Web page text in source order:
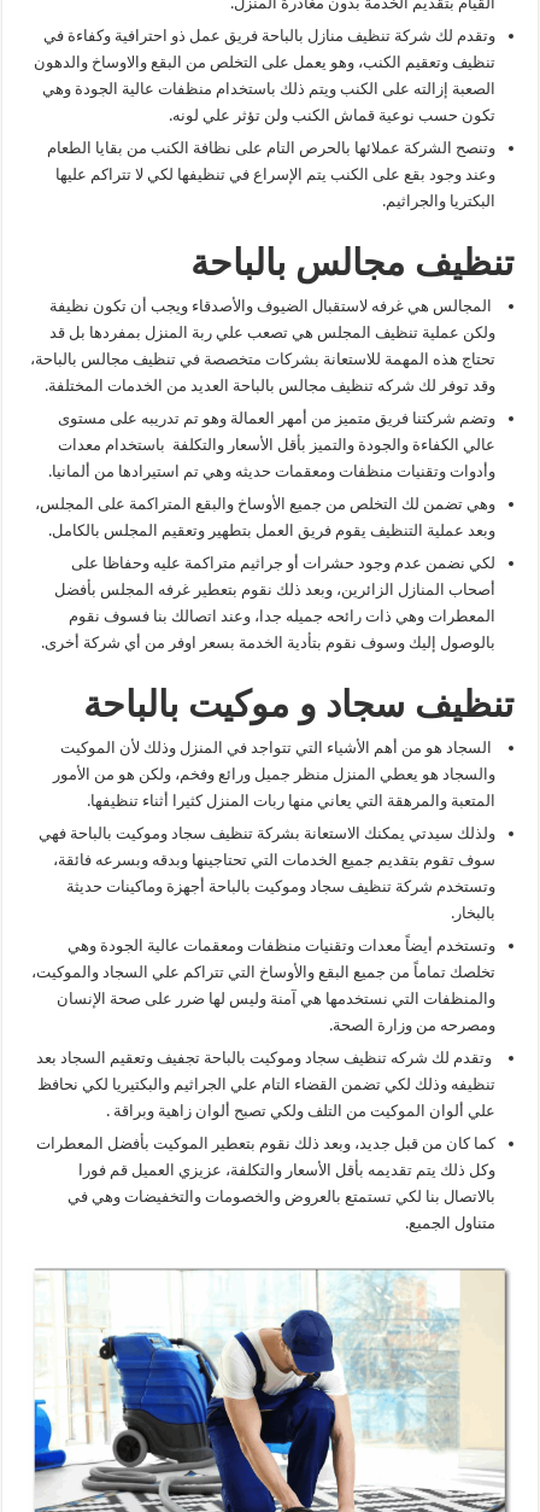
وتقدم لك شركة تنظيف منازل بالباحة فريق عمل ذو احترافية وكفاءة في
تنظيف وتعقيم الكنب، وهو يعمل على التخلص من البقع والاوساخ والدهون
الصعبة إزالته على الكنب ويتم ذلك باستخدام منظفات عالية الجودة وهي
تكون حسب نوعية قماش الكنب ولن تؤثر علي لونه.
وتنصح الشركة عملائها بالحرص التام على نظافة الكنب من بقايا الطعام
وعند وجود بقع على الكنب يتم الإسراع في تنظيفها لكي لا تتراكم عليها
البكتريا والجراثيم.
تنظيف مجالس بالباحة
المجالس هي غرفه لاستقبال الضيوف والأصدقاء ويجب أن تكون نظيفة
ولكن عملية تنظيف المجلس هي تصعب علي ربة المنزل بمفردها بل قد
تحتاج هذه المهمة للاستعانة بشركات متخصصة في تنظيف مجالس بالباحة،
وقد توفر لك شركه تنظيف مجالس بالباحة العديد من الخدمات المختلفة.
وتضم شركتنا فريق متميز من أمهر العمالة وهو تم تدريبه على مستوى
عالي الكفاءة والجودة والتميز بأقل الأسعار والتكلفة باستخدام معدات
وأدوات وتقنيات منظفات ومعقمات حديثه وهي تم استيرادها من ألمانيا.
وهي تضمن لك التخلص من جميع الأوساخ والبقع المتراكمة على المجلس،
وبعد عملية التنظيف يقوم فريق العمل بتطهير وتعقيم المجلس بالكامل.
لكي نضمن عدم وجود حشرات أو جراثيم متراكمة عليه وحفاظا على
أصحاب المنازل الزائرين، وبعد ذلك نقوم بتعطير غرفه المجلس بأفضل
المعطرات وهي ذات رائحه جميله جدا، وعند اتصالك بنا فسوف نقوم
بالوصول إليك وسوف نقوم بتأدية الخدمة بسعر اوفر من أي شركة أخرى.
تنظيف سجاد و موكيت بالباحة
السجاد هو من أهم الأشياء التي تتواجد في المنزل وذلك لأن الموكيت
والسجاد هو يعطي المنزل منظر جميل ورائع وفخم، ولكن هو من الأمور
المتعبة والمرهقة التي يعاني منها ربات المنزل كثيرا أثناء تنظيفها.
ولذلك سيدتي يمكنك الاستعانة بشركة تنظيف سجاد وموكيت بالباحة فهي
سوف تقوم بتقديم جميع الخدمات التي تحتاجينها وبدقه وبسرعه فائقة،
وتستخدم شركة تنظيف سجاد وموكيت بالباحة أجهزة وماكينات حديثة
بالبخار.
وتستخدم أيضاً معدات وتقنيات منظفات ومعقمات عالية الجودة وهي
تخلصك تماماً من جميع البقع والأوساخ التي تتراكم علي السجاد والموكيت،
والمنظفات التي نستخدمها هي آمنة وليس لها ضرر على صحة الإنسان
ومصرحه من وزارة الصحة.
وتقدم لك شركه تنظيف سجاد وموكيت بالباحة تجفيف وتعقيم السجاد بعد
تنظيفه وذلك لكي تضمن القضاء التام علي الجراثيم والبكتيريا لكي نحافظ
علي ألوان الموكيت من التلف ولكي تصبح ألوان زاهية وبراقة .
كما كان من قبل جديد، وبعد ذلك نقوم بتعطير الموكيت بأفضل المعطرات
وكل ذلك يتم تقديمه بأقل الأسعار والتكلفة، عزيزي العميل قم فورا
بالاتصال بنا لكي تستمتع بالعروض والخصومات والتخفيضات وهي في
متناول الجميع.